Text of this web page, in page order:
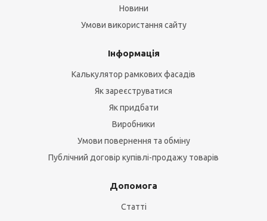
Новини
Умови використання сайту
Інформація
Калькулятор рамкових фасадів
Як зареєструватися
Як придбати
Виробники
Умови повернення та обміну
Публічний договір купівлі-продажу товарів
Допомога
Статті